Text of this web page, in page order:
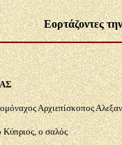
Εορτάζοντες
Αρχιεπίσκοπος
Κύπριος, ο σαλός